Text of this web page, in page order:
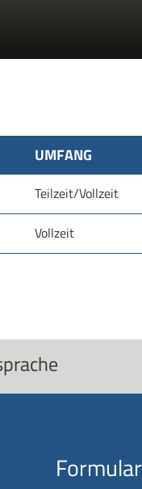
UMFANG
Teilzeit/Vollzeit
Vollzeit